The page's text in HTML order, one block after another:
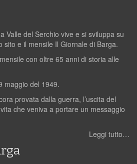
Valle del Serchio vive e si sviluppa su
sito e il mensile Il Giornale di Barga.
con oltre 65 anni di storia alle
maggio del 1949.
provata dalla guerra, l’uscita del
che veniva a portare un messaggio
Leggi tutto…